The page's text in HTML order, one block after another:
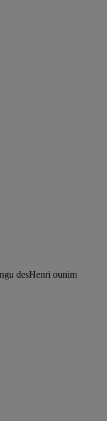
desHenri ounim